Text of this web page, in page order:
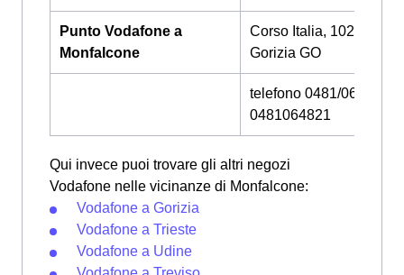
Punto Vodafone a
Monfalcone
Corso Italia, 102, 34170
Gorizia GO
telefono 0481/064822 -
0481064821
Qui invece puoi trovare gli altri negozi
Vodafone nelle vicinanze di Monfalcone:
Vodafone a Gorizia
Vodafone a Trieste
Vodafone a Udine